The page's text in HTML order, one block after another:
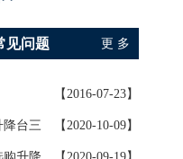
更 多
见问题
【2016-07-23】
【2020-10-09】
降台三